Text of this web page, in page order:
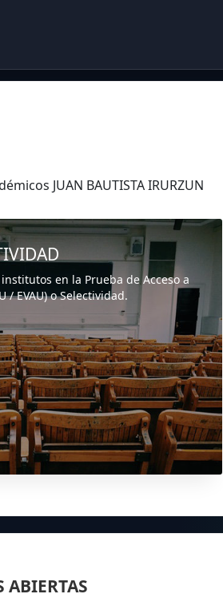
JUAN BAUTISTA IRURZUN
en la Prueba de Acceso a
/ EVAU) o Selectividad.
ABIERTAS